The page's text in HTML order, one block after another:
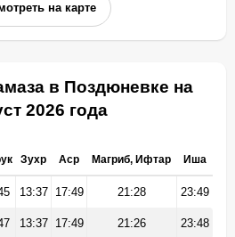
на карте
в Поздюневке на
2026 года
Зухр Аср Магриб, Ифтар Иша
13:37 17:49 21:28 23:49
13:37 17:49 21:26 23:48